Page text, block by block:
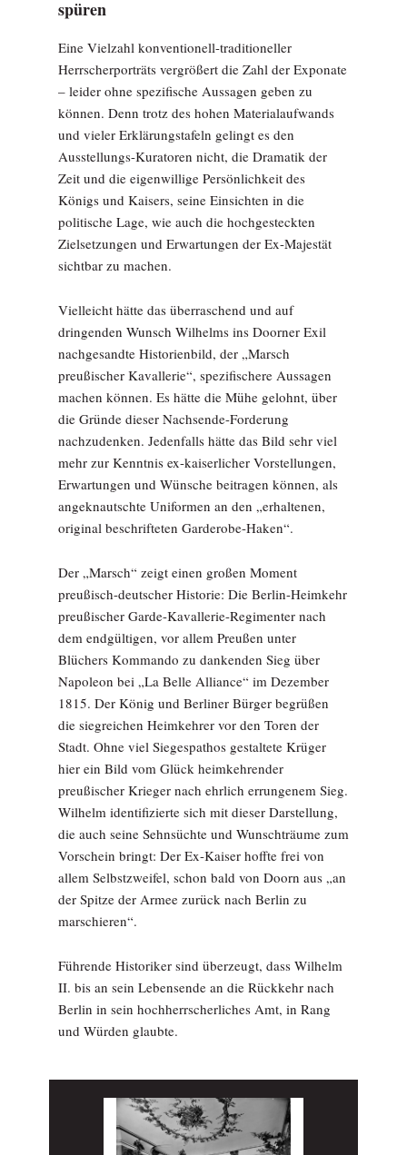
spüren
Eine Vielzahl konventionell-traditioneller
Herrscherporträts vergrößert die Zahl der Exponate
– leider ohne spezifische Aussagen geben zu
können. Denn trotz des hohen Materialaufwands
und vieler Erklärungstafeln gelingt es den
Ausstellungs-Kuratoren nicht, die Dramatik der
Zeit und die eigenwillige Persönlichkeit des
Königs und Kaisers, seine Einsichten in die
politische Lage, wie auch die hochgesteckten
Zielsetzungen und Erwartungen der Ex-Majestät
sichtbar zu machen.
Vielleicht hätte das überraschend und auf
dringenden Wunsch Wilhelms ins Doorner Exil
nachgesandte Historienbild, der „Marsch
preußischer Kavallerie“, spezifischere Aussagen
machen können. Es hätte die Mühe gelohnt, über
die Gründe dieser Nachsende-Forderung
nachzudenken. Jedenfalls hätte das Bild sehr viel
mehr zur Kenntnis ex-kaiserlicher Vorstellungen,
Erwartungen und Wünsche beitragen können, als
angeknautschte Uniformen an den „erhaltenen,
original beschrifteten Garderobe-Haken“.
Der „Marsch“ zeigt einen großen Moment
preußisch-deutscher Historie: Die Berlin-Heimkehr
preußischer Garde-Kavallerie-Regimenter nach
dem endgültigen, vor allem Preußen unter
Blüchers Kommando zu dankenden Sieg über
Napoleon bei „La Belle Alliance“ im Dezember
1815. Der König und Berliner Bürger begrüßen
die siegreichen Heimkehrer vor den Toren der
Stadt. Ohne viel Siegespathos gestaltete Krüger
hier ein Bild vom Glück heimkehrender
preußischer Krieger nach ehrlich errungenem Sieg.
Wilhelm identifizierte sich mit dieser Darstellung,
die auch seine Sehnsüchte und Wunschträume zum
Vorschein bringt: Der Ex-Kaiser hoffte frei von
allem Selbstzweifel, schon bald von Doorn aus „an
der Spitze der Armee zurück nach Berlin zu
marschieren“.
Führende Historiker sind überzeugt, dass Wilhelm
II. bis an sein Lebensende an die Rückkehr nach
Berlin in sein hochherrscherliches Amt, in Rang
und Würden glaubte.